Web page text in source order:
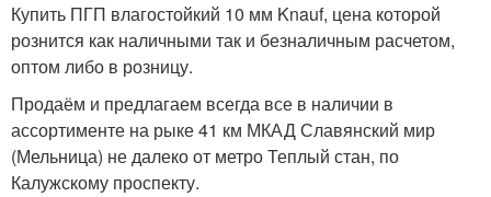
Купить ПГП влагостойкий 10 мм Knauf, цена которой
рознится как наличными так и безналичным расчетом,
оптом либо в розницу.
Продаём и предлагаем всегда все в наличии в
ассортименте на рыке 41 км МКАД Славянский мир
(Мельница) не далеко от метро Теплый стан, по
Калужскому проспекту.